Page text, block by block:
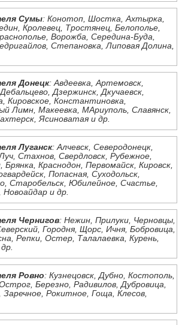
Сумы: Конотоп, Шостка, Ахтырка,
Кролевец, Тростянец, Белополье,
Ворожба, Середина-Буда,
Степановка, Липовая Долина,
Донецк: Авдеевка, Артемовск,
Дзержинск, Дкучаевск,
Кировское, Константиновка,
Лимн, Макеевка, МАриуполь, Славянск,
Ясиноватая и др.
Луганск: Алчевск, Северодонецк,
Стахнов, Свердловск, Рубежное,
Краснодон, Первомайск, Кировск,
Попасная, Суходольск,
Старобельск, Юбилейное, Счастье,
и др.
Чернигов: Нежин, Прилуки, Черновцы,
Городня, Щорс, Ичня, Бобровица,
Репки, Остер, Талалаевка, Курень,
Ровно: Кузнецовск, Дубно, Костополь,
Березно, Радивилов, Дубровица,
Рокитное, Гоща, Клесов,